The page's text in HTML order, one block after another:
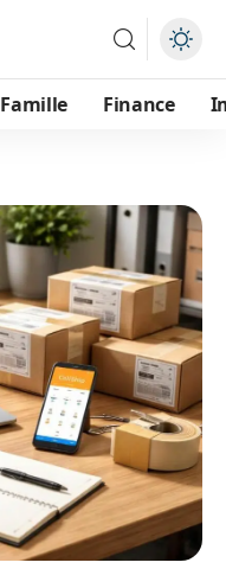
Famille Finance